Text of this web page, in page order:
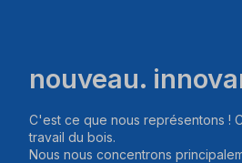
nouveau.
C'est ce que nous représentons !
travail du bois.
Nous nous concentrons